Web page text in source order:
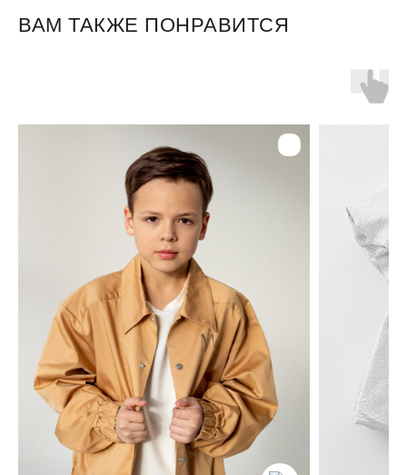
ВАМ ТАКЖЕ ПОНРАВИТСЯ
© 2022 - 2026 MiaGia – бренд одежды для детей
Данные и конфиденциальность Договор оферты| Карта сайта
Отдел по работе с клиентами
Предложения и сотрудничество